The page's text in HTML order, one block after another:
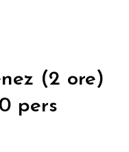
(2 ore)
pers